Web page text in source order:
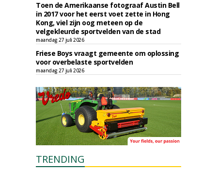
Toen de Amerikaanse fotograaf Austin Bell
in 2017 voor het eerst voet zette in Hong
Kong, viel zijn oog meteen op de
velgekleurde sportvelden van de stad
maandag 27 juli 2026
Friese Boys vraagt gemeente om oplossing
voor overbelaste sportvelden
maandag 27 juli 2026
TRENDING